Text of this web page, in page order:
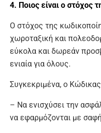
4. Ποιος είναι ο στόχος
Ο στόχος της
χωροταξική και
εύκολα και δωρεάν
ενιαία για όλους.
Συγκεκριμένα, ο
– Να ενισχύσει την
να εφαρμόζονται με